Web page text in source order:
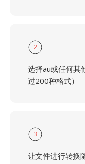
2
选择au或任何其
过200种格式）
3
让文件进行转换